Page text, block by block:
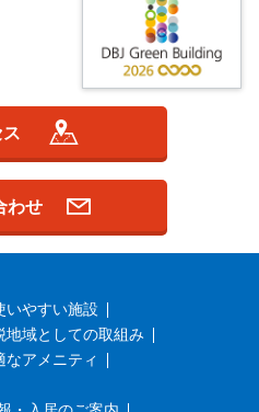
わせ
いやすい施設
地域としての取組み
なアメニティ